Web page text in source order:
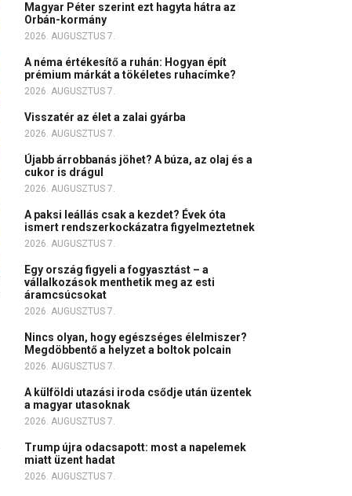
Magyar Péter szerint ezt hagyta hátra az
Orbán-kormány
2026. AUGUSZTUS 7.
A néma értékesítő a ruhán: Hogyan épít
prémium márkát a tökéletes ruhacímke?
2026. AUGUSZTUS 7.
Visszatér az élet a zalai gyárba
2026. AUGUSZTUS 7.
Újabb árrobbanás jöhet? A búza, az olaj és a
cukor is drágul
2026. AUGUSZTUS 7.
A paksi leállás csak a kezdet? Évek óta
ismert rendszerkockázatra figyelmeztetnek
2026. AUGUSZTUS 7.
Egy ország figyeli a fogyasztást – a
vállalkozások menthetik meg az esti
áramcsúcsokat
2026. AUGUSZTUS 7.
Nincs olyan, hogy egészséges élelmiszer?
Megdöbbentő a helyzet a boltok polcain
2026. AUGUSZTUS 7.
A külföldi utazási iroda csődje után üzentek
a magyar utasoknak
2026. AUGUSZTUS 7.
Trump újra odacsapott: most a napelemek
miatt üzent hadat
2026. AUGUSZTUS 7.